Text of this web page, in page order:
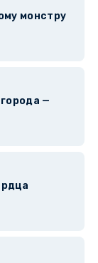
монстру
—